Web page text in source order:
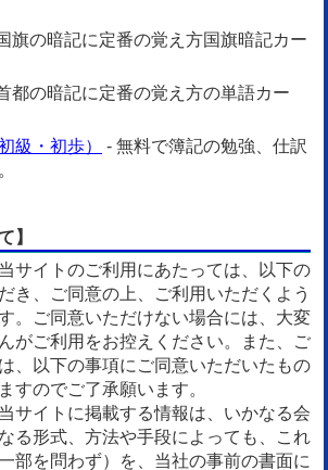
旗の暗記に定番の覚え方国旗暗記カー
都の暗記に定番の覚え方の単語カー
級・初歩）
- 無料で簿記の勉強、仕訳
】
サイトのご利用にあたっては、以下の
き、ご同意の上、ご利用いただくよう
。ご同意いただけない場合には、大変
がご利用をお控えください。また、ご
、以下の事項にご同意いただいたもの
すのでご了承願います。
サイトに掲載する情報は、いかなる会
る形式、方法や手段によっても、これ
部を問わず）を、当社の事前の書面に